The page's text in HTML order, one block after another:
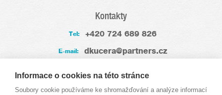
Kontakty
Tel: +420 724 689 826
E-mail: dkucera@partners.cz
Zkušenosti
Informace o cookies na této stránce
Soubory cookie používáme ke shromažďování a analýze informací